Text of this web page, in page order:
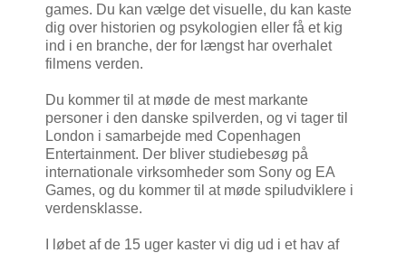
games. Du kan vælge det visuelle, du kan kaste
dig over historien og psykologien eller få et kig
ind i en branche, der for længst har overhalet
filmens verden.
Du kommer til at møde de mest markante
personer i den danske spilverden, og vi tager til
London i samarbejde med Copenhagen
Entertainment. Der bliver studiebesøg på
internationale virksomheder som Sony og EA
Games, og du kommer til at møde spiludviklere i
verdensklasse.
I løbet af de 15 uger kaster vi dig ud i et hav af